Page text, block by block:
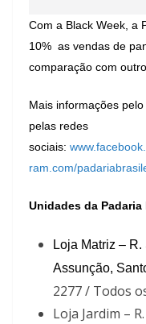
Com a Black Week, a
10% as vendas de
comparação com
Mais informações pelo
pelas redes
sociais:
ram.com/
Unidades da Padaria
Loja Matriz –
Assunção,
2277 / Todos
Loja Jardim –